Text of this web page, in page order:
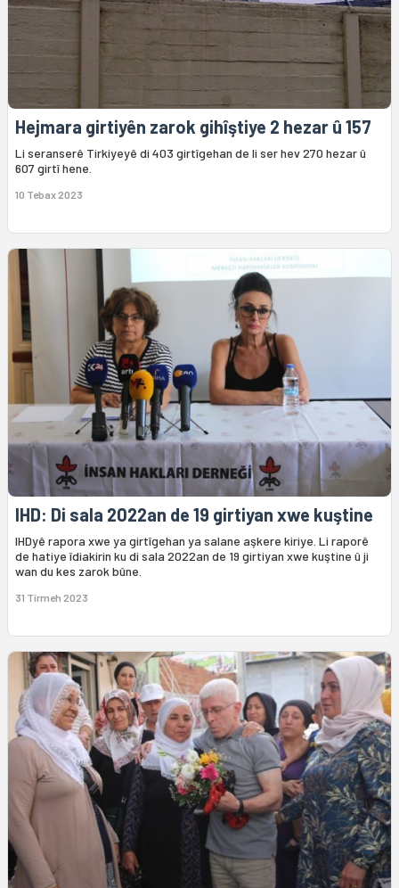
Hejmara girtiyên zarok gihîştiye 2 hezar û 157
Li seranserê Tirkiyeyê di 403 girtîgehan de li ser hev 270 hezar û
607 girtî hene.
10 Tebax 2023
IHD: Di sala 2022an de 19 girtiyan xwe kuştine
IHDyê rapora xwe ya girtîgehan ya salane aşkere kiriye. Li raporê
de hatiye îdiakirin ku di sala 2022an de 19 girtiyan xwe kuştine û ji
wan du kes zarok bûne.
31 Tîrmeh 2023